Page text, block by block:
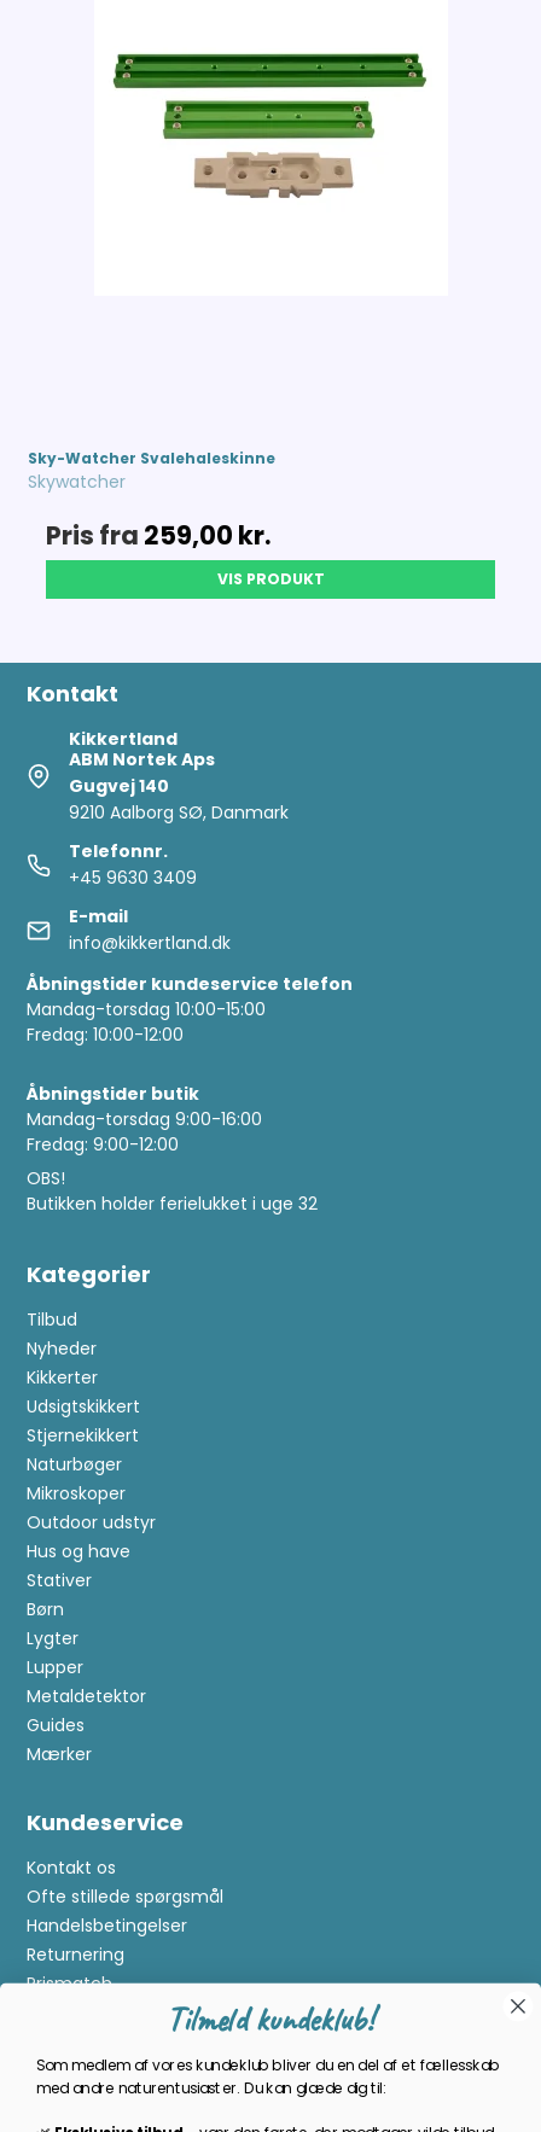
Sky-Watcher Svalehaleskinne
Skywatcher
Pris fra 259,00 kr.
VIS PRODUKT
Kontakt
Kikkertland
ABM Nortek Aps
Gugvej 140
9210 Aalborg SØ, Danmark
Telefonnr.
+45 9630 3409
E-mail
info@kikkertland.dk
Åbningstider kundeservice telefon
Mandag-torsdag 10:00-15:00
Fredag: 10:00-12:00
Åbningstider butik
Mandag-torsdag 9:00-16:00
Fredag: 9:00-12:00
OBS!
Butikken holder ferielukket i uge 32
Kategorier
Tilbud
Nyheder
Kikkerter
Udsigtskikkert
Stjernekikkert
Naturbøger
Mikroskoper
Outdoor udstyr
Hus og have
Stativer
Børn
Lygter
Lupper
Metaldetektor
Guides
Mærker
Kundeservice
Kontakt os
Ofte stillede spørgsmål
Handelsbetingelser
Returnering
Prismatch
Om Kikkertland
Tilmeld kundeklub!
Som medlem af vores kundeklub bliver du en del af et fællesskab
med andre naturentusiaster. Du kan glæde dig til: